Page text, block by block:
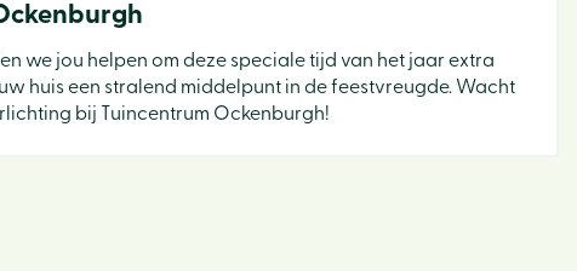
we jou helpen om deze speciale tijd van het jaar extra
huis een stralend middelpunt in de feestvreugde. Wacht
bij Tuincentrum Ockenburgh!